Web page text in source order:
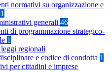
normativi su organizzazione e
generali 46
di programmazione strategico-
1
leggi regionali
e codice di condotta 1
per cittadini e imprese